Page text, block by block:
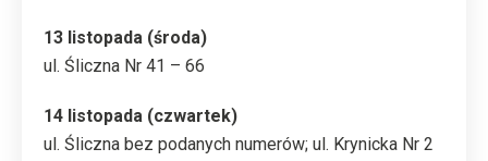
13 listopada (środa)
ul. Śliczna Nr 41 – 66
14 listopada (czwartek)
ul. Śliczna bez podanych numerów; ul. Krynicka Nr 2